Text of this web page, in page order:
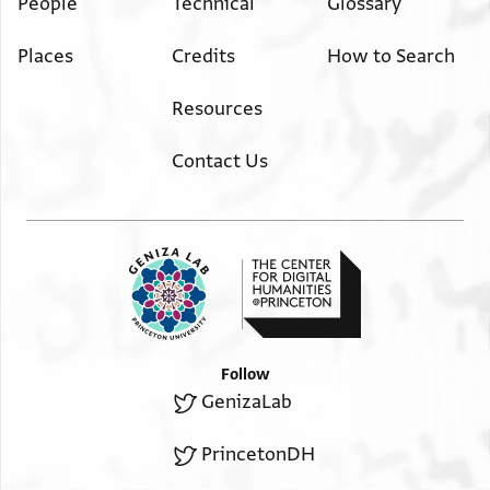
ואלכיר ממא
אלדי תחת ידיך
תכצך באלסל[אם
א]ל[ס]ל[אם
Places Credits
Resources
Contact Us
How to Search
Follow
GenizaLab
PrincetonDH